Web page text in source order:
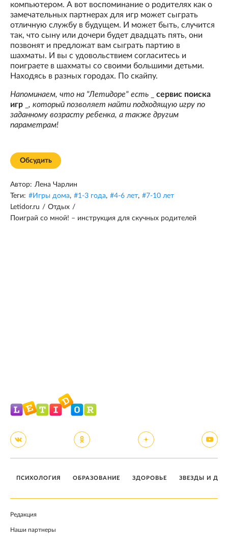
компьютером. А вот воспоминание о родителях как о
замечательных партнерах для игр может сыграть
отличную службу в будущем. И может быть, случится
так, что сыну или дочери будет двадцать пять, они
позвонят и предложат вам сыграть партию в
шахматы. И вы с удовольствием согласитесь и
поиграете в шахматы со своими большими детьми.
Находясь в разных городах. По скайпу.
Напоминаем, что на "Летидоре" есть
сервис поиска
игр
, который позволяет найти подходящую игру по
заданному возрасту ребенка, а также другим
параметрам!
Обсудить
Автор: Лена Чарлин
Теги: #Игры дома, #1-3 года, #4-6 лет, #7-10 лет
Letidor.ru / Отдых /
Поиграй со мной! – инструкция для скучных родителей
ПСИХОЛОГИЯ ОБРАЗОВАНИЕ ЗДОРОВЬЕ ЗВЕЗДЫ И
Редакция
Наши партнеры